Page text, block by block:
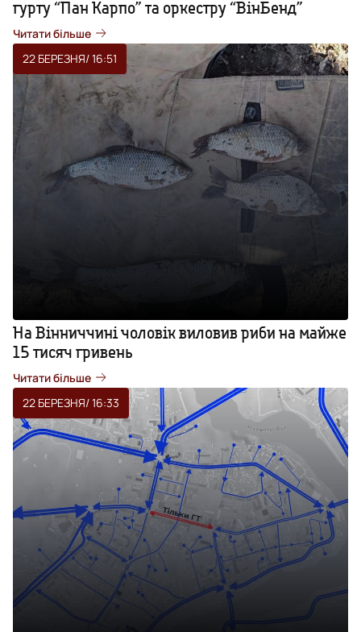
гурту “Пан Карпо” та оркестру “ВінБенд”
Читати більше
22 БЕРЕЗНЯ/ 16:51
На Вінниччині чоловік виловив риби на майже
15 тисяч гривень
Читати більше
22 БЕРЕЗНЯ/ 16:33